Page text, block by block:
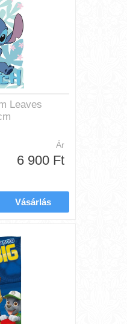
Leaves
Ár
6 900 Ft